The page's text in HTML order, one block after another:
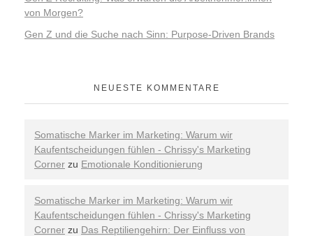
von Morgen?
Gen Z und die Suche nach Sinn: Purpose-Driven Brands
NEUESTE KOMMENTARE
Somatische Marker im Marketing: Warum wir
Kaufentscheidungen fühlen - Chrissy's Marketing
Corner zu Emotionale Konditionierung
Somatische Marker im Marketing: Warum wir
Kaufentscheidungen fühlen - Chrissy's Marketing
Corner zu Das Reptiliengehirn: Der Einfluss von